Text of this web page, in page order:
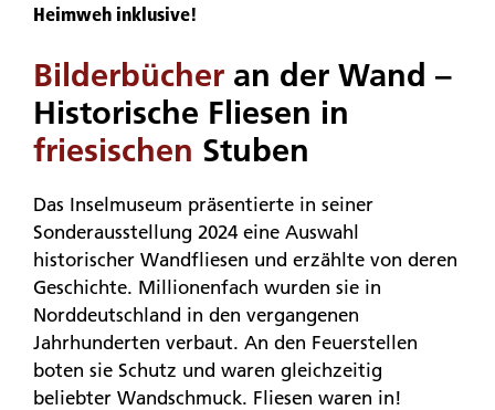
Heimweh inklusive!
Bilderbücher an der Wand –
Historische Fliesen in
friesischen Stuben
Das Inselmuseum präsentierte in seiner
Sonderausstellung 2024 eine Auswahl
historischer Wandfliesen und erzählte von deren
Geschichte. Millionenfach wurden sie in
Norddeutschland in den vergangenen
Jahrhunderten verbaut. An den Feuerstellen
boten sie Schutz und waren gleichzeitig
beliebter Wandschmuck. Fliesen waren in!